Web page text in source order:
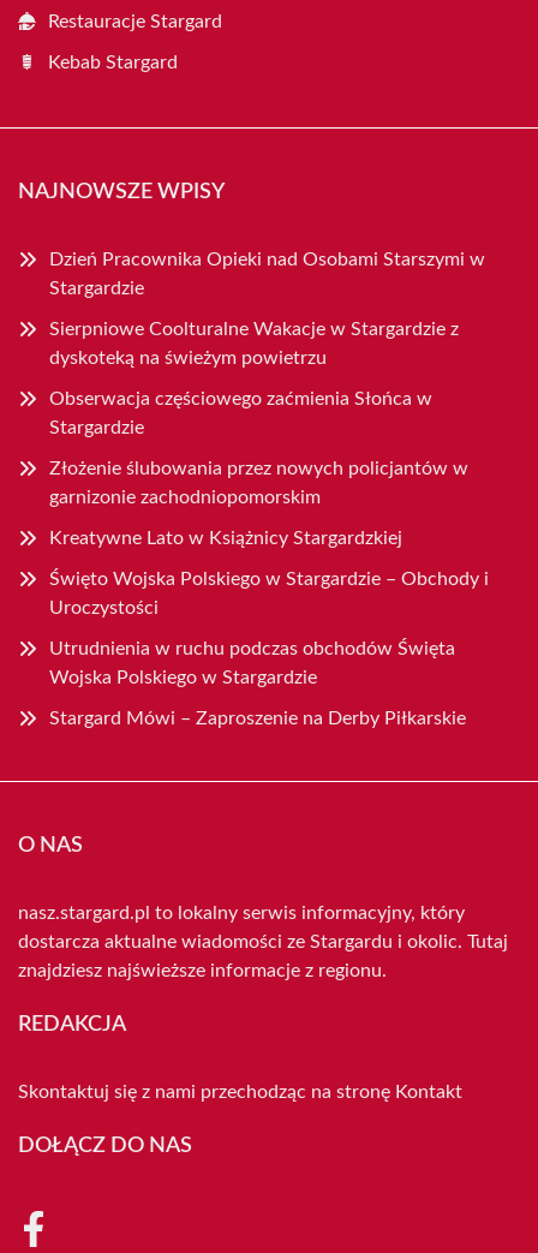
Restauracje Stargard
Kebab Stargard
NAJNOWSZE WPISY
Dzień Pracownika Opieki nad Osobami Starszymi w
Stargardzie
Sierpniowe Coolturalne Wakacje w Stargardzie z
dyskoteką na świeżym powietrzu
Obserwacja częściowego zaćmienia Słońca w
Stargardzie
Złożenie ślubowania przez nowych policjantów w
garnizonie zachodniopomorskim
Kreatywne Lato w Książnicy Stargardzkiej
Święto Wojska Polskiego w Stargardzie – Obchody i
Uroczystości
Utrudnienia w ruchu podczas obchodów Święta
Wojska Polskiego w Stargardzie
Stargard Mówi – Zaproszenie na Derby Piłkarskie
O NAS
nasz.stargard.pl to lokalny serwis informacyjny, który
dostarcza aktualne wiadomości ze Stargardu i okolic. Tutaj
znajdziesz najświeższe informacje z regionu.
REDAKCJA
Skontaktuj się z nami przechodząc na stronę Kontakt
DOŁĄCZ DO NAS